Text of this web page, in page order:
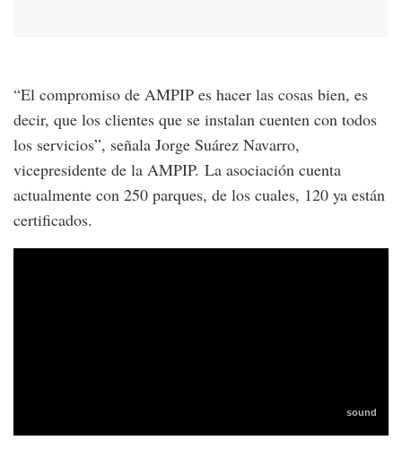
“El compromiso de AMPIP es hacer las cosas bien, es
decir, que los clientes que se instalan cuenten con todos
los servicios”, señala Jorge Suárez Navarro,
vicepresidente de la AMPIP. La asociación cuenta
actualmente con 250 parques, de los cuales, 120 ya están
certificados.